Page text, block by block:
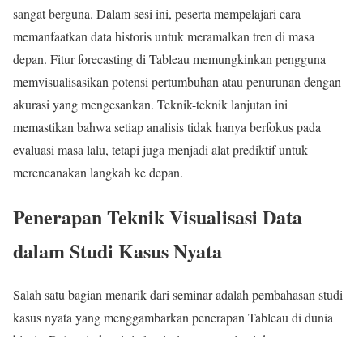
sangat berguna. Dalam sesi ini, peserta mempelajari cara
memanfaatkan data historis untuk meramalkan tren di masa
depan. Fitur forecasting di Tableau memungkinkan pengguna
memvisualisasikan potensi pertumbuhan atau penurunan dengan
akurasi yang mengesankan. Teknik-teknik lanjutan ini
memastikan bahwa setiap analisis tidak hanya berfokus pada
evaluasi masa lalu, tetapi juga menjadi alat prediktif untuk
merencanakan langkah ke depan.
Penerapan Teknik Visualisasi Data
dalam Studi Kasus Nyata
Salah satu bagian menarik dari seminar adalah pembahasan studi
kasus nyata yang menggambarkan penerapan Tableau di dunia